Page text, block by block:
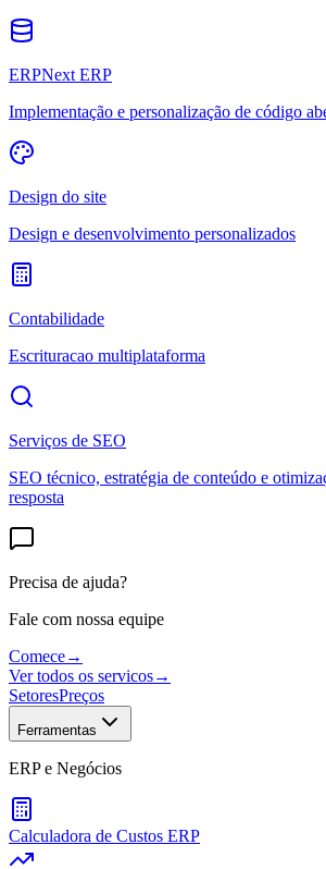
ERPNext ERP
Implementação e personalização de código
Design do site
Design e desenvolvimento personalizados
Contabilidade
Escrituracao multiplataforma
Serviços de SEO
SEO técnico, estratégia de conteúdo e
resposta
Precisa de ajuda?
Fale com nossa equipe
Comece→
Ver todos os servicos→
SetoresPreços
Ferramentas
ERP e Negócios
Calculadora de Custos ERP